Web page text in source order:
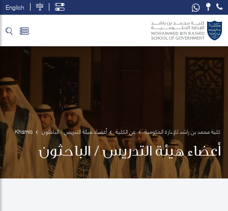
English
كلية محمد بن راشد للإدارة الحكومية عن الكلية أعضاء هيئة التدريس / الباحثون
Khamis
Al Alawy
أعضاء هيئة التدريس / الباحثون